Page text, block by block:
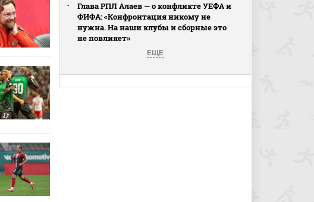
Глава РПЛ Алаев — о конфликте УЕФА и
ФИФА: «Конфронтация никому не
нужна. На наши клубы и сборные это
не повлияет»
ЕЩЕ